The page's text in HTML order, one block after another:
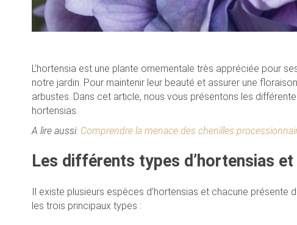
L’hortensia est une plante ornementale très appréciée pour
notre jardin. Pour maintenir leur beauté et assurer une
arbustes. Dans cet article, nous vous présentons les
hortensias.
A lire aussi: Comprendre la menace des chenilles
Les différents types d’hortensias
Il existe plusieurs espèces d’hortensias et chacune
les trois principaux types :